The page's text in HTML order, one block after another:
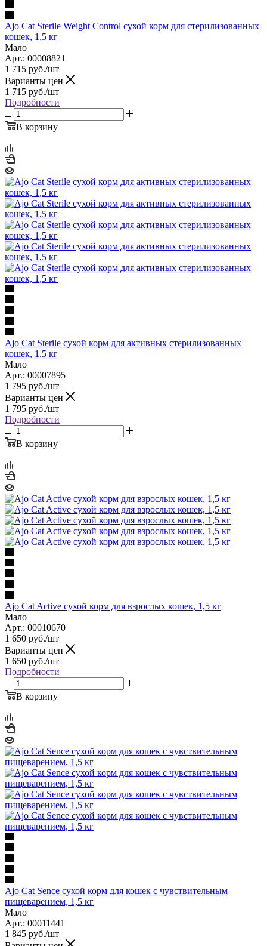
Ajo Cat Sterile Weight Control сухой корм для стерилизованных
кошек, 1,5 кг
Мало
Арт.: 00008821
1 715 руб./шт
Варианты цен
1 715 руб./шт
Подробности
В корзину
Ajo Cat Sterile сухой корм для активных стерилизованных
кошек, 1,5 кг
Мало
Арт.: 00007895
1 795 руб./шт
Варианты цен
1 795 руб./шт
Подробности
В корзину
Ajo Cat Active сухой корм для взрослых кошек, 1,5 кг
Мало
Арт.: 00010670
1 650 руб./шт
Варианты цен
1 650 руб./шт
Подробности
В корзину
Ajo Cat Sence сухой корм для кошек с чувствительным
пищеварением, 1,5 кг
Мало
Арт.: 00011441
1 845 руб./шт